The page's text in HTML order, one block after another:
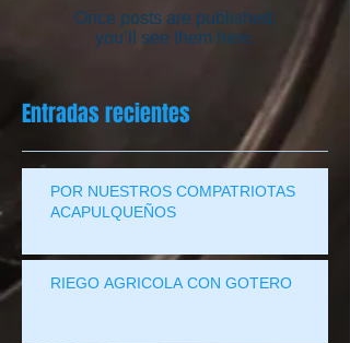
Once posts are published,
you’ll see them here.
Entradas recientes
POR NUESTROS COMPATRIOTAS
ACAPULQUEÑOS
RIEGO AGRICOLA CON GOTERO